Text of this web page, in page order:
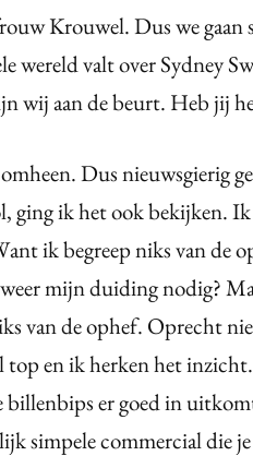
Krouwel. Dus we gaan
wereld valt over Sydney
wij aan de beurt. Heb jij
Dus nieuwsgierig
ging ik het ook bekijken.
ik begreep niks van de
mijn duiding nodig?
van de ophef. Oprecht
en ik herken het
billenbips er goed in
simpele commercial die